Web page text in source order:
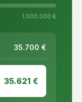
1.000.000 €
35.700 €
35.621 €